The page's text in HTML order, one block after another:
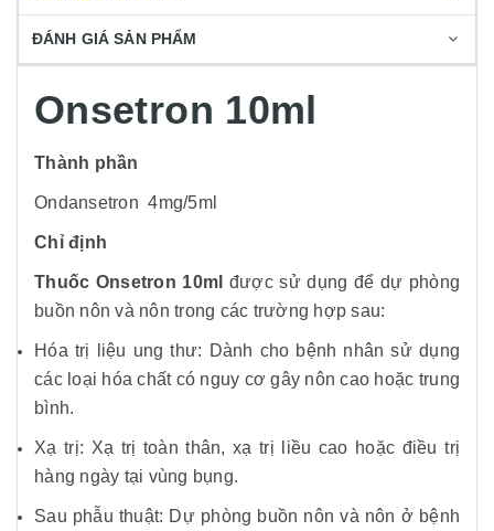
ĐÁNH GIÁ SẢN PHẨM
Onsetron 10ml
Thành phần
Ondansetron 4mg/5ml
Chỉ định
Thuốc Onsetron 10ml được sử dụng để dự phòng
buồn nôn và nôn trong các trường hợp sau:
Hóa trị liệu ung thư: Dành cho bệnh nhân sử dụng
các loại hóa chất có nguy cơ gây nôn cao hoặc trung
bình.
Xạ trị: Xạ trị toàn thân, xạ trị liều cao hoặc điều trị
hàng ngày tại vùng bụng.
Sau phẫu thuật: Dự phòng buồn nôn và nôn ở bệnh